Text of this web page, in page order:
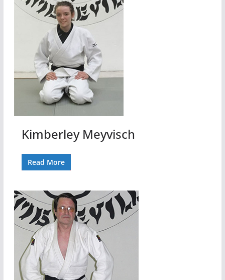
Kimberley Meyvisch
Read More